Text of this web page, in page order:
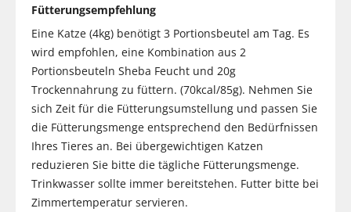
Fütterungsempfehlung
Eine Katze (4kg) benötigt 3 Portionsbeutel am Tag. Es
wird empfohlen, eine Kombination aus 2
Portionsbeuteln Sheba Feucht und 20g
Trockennahrung zu füttern. (70kcal/85g). Nehmen Sie
sich Zeit für die Fütterungsumstellung und passen Sie
die Fütterungsmenge entsprechend den Bedürfnissen
Ihres Tieres an. Bei übergewichtigen Katzen
reduzieren Sie bitte die tägliche Fütterungsmenge.
Trinkwasser sollte immer bereitstehen. Futter bitte bei
Zimmertemperatur servieren.